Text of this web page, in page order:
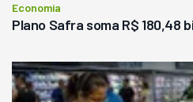
Economia
Plano Safra soma R$ 180,48